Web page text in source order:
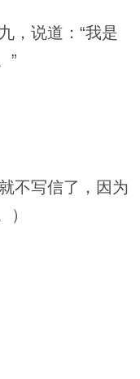
，说道：“我是
”
不写信了，因为